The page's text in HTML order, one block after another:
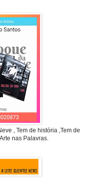
, Tem de história ,Tem de
nas Palavras.